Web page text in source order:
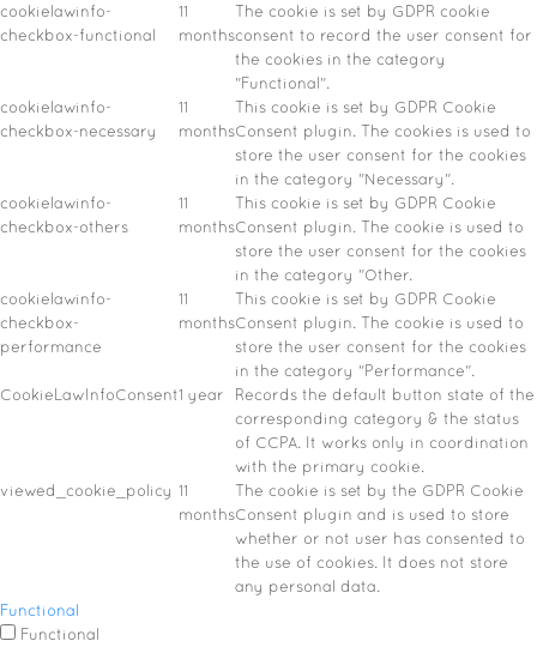
cookielawinfo-
checkbox-functional
11
months
The cookie is set by GDPR cookie
consent to record the user consent for
the cookies in the category
"Functional".
cookielawinfo-
checkbox-necessary
11
months
This cookie is set by GDPR Cookie
Consent plugin. The cookies is used to
store the user consent for the cookies
in the category "Necessary".
cookielawinfo-
checkbox-others
11
months
This cookie is set by GDPR Cookie
Consent plugin. The cookie is used to
store the user consent for the cookies
in the category "Other.
cookielawinfo-
checkbox-
performance
11
months
This cookie is set by GDPR Cookie
Consent plugin. The cookie is used to
store the user consent for the cookies
in the category "Performance".
CookieLawInfoConsent1 year
Records the default button state of the
corresponding category & the status
of CCPA. It works only in coordination
with the primary cookie.
viewed_cookie_policy 11
months
The cookie is set by the GDPR Cookie
Consent plugin and is used to store
whether or not user has consented to
the use of cookies. It does not store
any personal data.
Functional
Functional